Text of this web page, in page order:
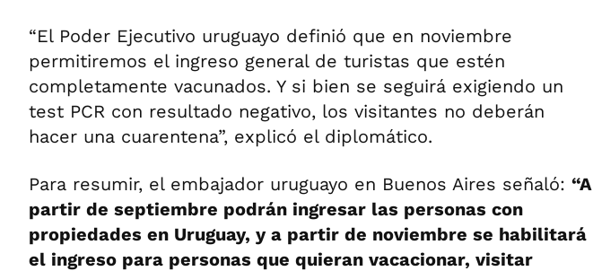
“El Poder Ejecutivo uruguayo definió que en noviembre
permitiremos el ingreso general de turistas que estén
completamente vacunados. Y si bien se seguirá exigiendo un
test PCR con resultado negativo, los visitantes no deberán
hacer una cuarentena”, explicó el diplomático.
Para resumir, el embajador uruguayo en Buenos Aires señaló: “A
partir de septiembre podrán ingresar las personas con
propiedades en Uruguay, y a partir de noviembre se habilitará
el ingreso para personas que quieran vacacionar, visitar